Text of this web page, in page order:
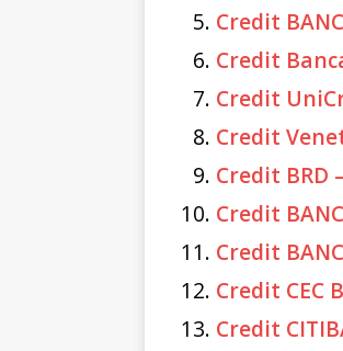
Credit
Credit
Credit
Credit
Credit BRD
Credit
Credit
Credit CEC
Credit